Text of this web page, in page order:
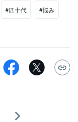
#四十代 #悩み